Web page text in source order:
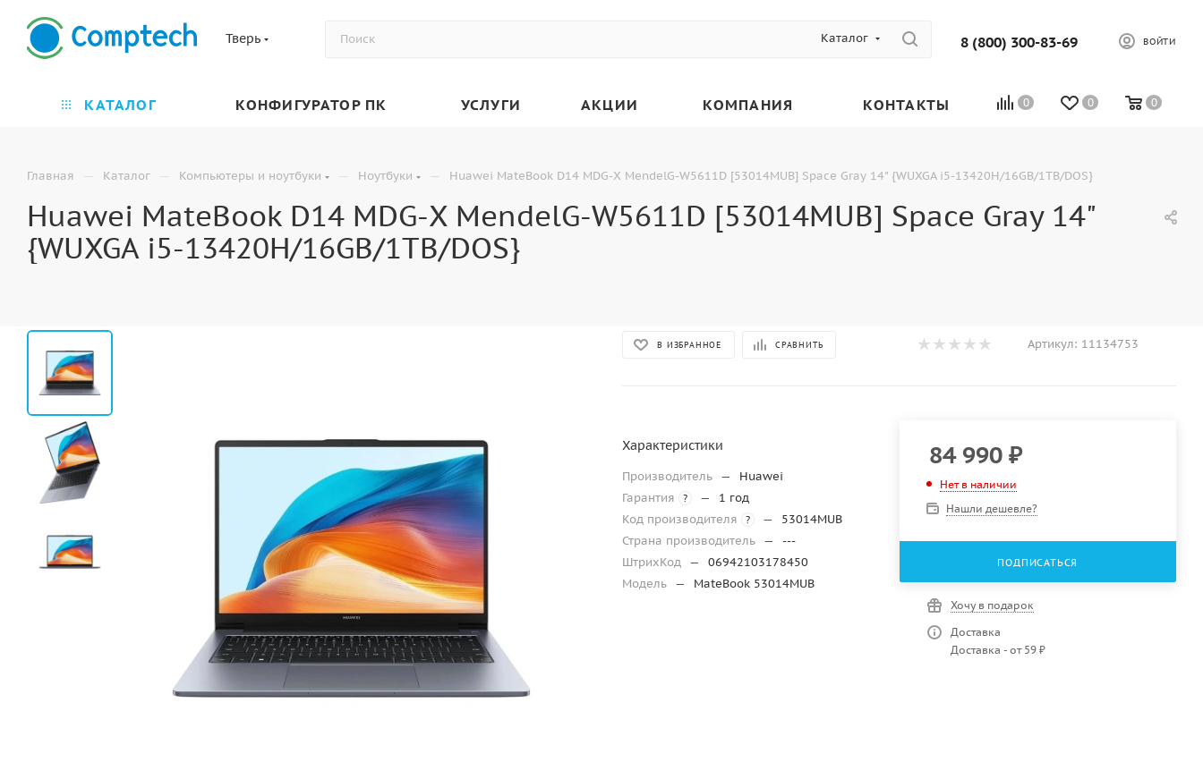
Тверь Каталог 8 (800) 300-83-69 ВОЙТИ
0 0 0
КАТАЛОГ КОНФИГУРАТОР ПК УСЛУГИ АКЦИИ КОМПАНИЯ КОНТАКТЫ
Главная — Каталог — Компьютеры и ноутбуки — Ноутбуки — Huawei MateBook D14 MDG-X MendelG-W5611D [53014MUB] Space Gray 14" {WUXGA i5-13420H/16GB/1TB/DOS}
Huawei MateBook D14 MDG-X MendelG-W5611D [53014MUB] Space Gray 14"
{WUXGA i5-13420H/16GB/1TB/DOS}
В ИЗБРАННОЕ СРАВНИТЬ Артикул: 11134753
Характеристики
Производитель —
Huawei
Гарантия
? —
1 год
Код производителя
? —
53014MUB
Страна производитель —
---
ШтрихКод —
06942103178450
Модель — MateBook 53014MUB
84 990₽
Нет в наличии
Нашли дешевле?
ПОДПИСАТЬСЯ
Хочу в подарок
Доставка
Доставка - от 59 ₽